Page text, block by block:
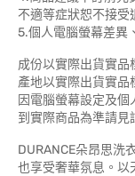
不適等症狀恕不接受
5.個人電腦螢幕差異
成份以實際出貨實品
產地以實際出貨實品
因電腦螢幕設定及
到實際商品為準請見
DURANCE朵昂思洗
也享受奢華氛息。以